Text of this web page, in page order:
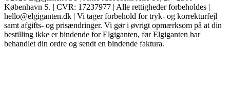
København S. | CVR: 17237977 | Alle rettigheder forbeholdes |
hello@elgiganten.dk | Vi tager forbehold for tryk- og korrekturfejl
samt afgifts- og prisændringer. Vi gør i øvrigt opmærksom på at din
bestilling ikke er bindende for Elgiganten, før Elgiganten har
behandlet din ordre og sendt en bindende faktura.